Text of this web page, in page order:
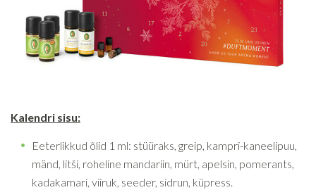
Kalendri sisu:
Eeterlikkud õlid 1 ml: stüüraks, greip, kampri-kaneelipuu,
mänd, litši, roheline mandariin, mürt, apelsin, pomerants,
kadakamari, viiruk, seeder, sidrun, küpress.